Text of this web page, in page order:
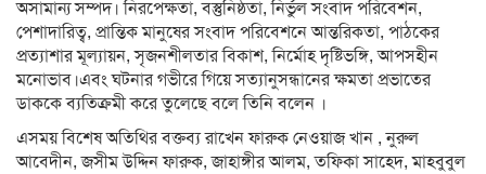
অসামান্য সম্পদ। নিরপেক্ষতা, বস্তুনিষ্ঠতা, নির্ভুল সংবাদ পরিবেশন,
পেশাদারিত্ব, প্রান্তিক মানুষের সংবাদ পরিবেশনে আন্তরিকতা, পাঠকের
প্রত্যাশার মূল্যায়ন, সৃজনশীলতার বিকাশ, নির্মোহ দৃষ্টিভঙ্গি, আপসহীন
মনোভাব।এবং ঘটনার গভীরে গিয়ে সত্যানুসন্ধানের ক্ষমতা প্রভাতের
ডাককে ব্যতিক্রমী করে তুলেছে বলে তিনি বলেন ।
এসময় বিশেষ অতিথির বক্তব্য রাখেন ফারুক নেওয়াজ খান , নুরুল
আবেদীন, জসীম উদ্দিন ফারুক, জাহাঙ্গীর আলম, তফিকা সাহেদ, মাহবুবুল